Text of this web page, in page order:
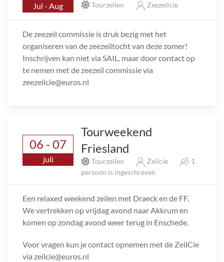
Jul - Aug Tourzeilen Zeezeilcie
De zeezeil commissie is druk bezig met het
organiseren van de zeezeiltocht van deze zomer!
Inschrijven kan niet via SAIL, maar door contact op
te nemen met de zeezeil commissie via
zeezeilcie@euros.nl
06 - 07
juli
Tourweekend
Friesland
Tourzeilen Zeilcie
1
persoon is ingeschreven
Een relaxed weekend zeilen met Draeck en de FF.
We vertrekken op vrijdag avond naar Akkrum en
komen op zondag avond weer terug in Enschede.
Voor vragen kun je contact opnemen met de ZeilCie
via zeilcie@euros.nl